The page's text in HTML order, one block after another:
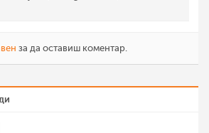
за да оставиш коментар.